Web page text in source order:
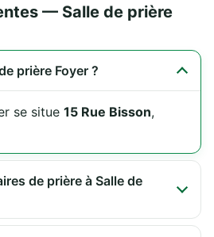
— Salle de prière
prière Foyer ?
se situe 15 Rue Bisson,
de prière à Salle de